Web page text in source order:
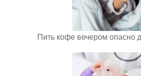
Пить кофе вечером опасно